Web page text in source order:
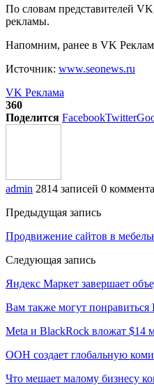
По словам представителей
рекламы.
Напомним, ранее в VK
Источник: www.seonews.ru
VK Реклама
360
Поделится FacebookTwitter
admin 2814 записей 0
Предыдущая запись
Продвижение сайтов в
Следующая запись
Яндекс Маркет завершает
Вам также могут понравиться
Meta и BlackRock вложат $14
ООН создает глобальную
Что мешает малому бизнесу